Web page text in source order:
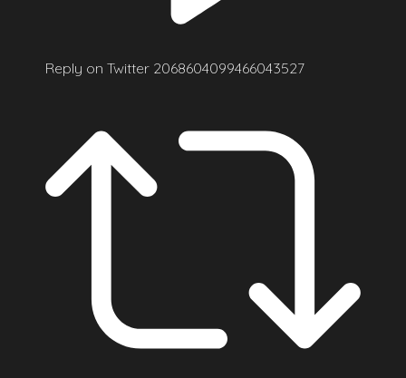
Reply on Twitter 2068604099466043527